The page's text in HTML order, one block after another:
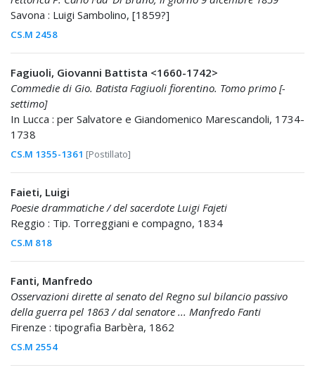
Savona : Luigi Sambolino, [1859?]
CS.M 2458
Fagiuoli, Giovanni Battista <1660-1742>
Commedie di Gio. Batista Fagiuoli fiorentino. Tomo primo [-
settimo]
In Lucca : per Salvatore e Giandomenico Marescandoli, 1734-
1738
CS.M 1355-1361 [Postillato]
Faieti, Luigi
Poesie drammatiche / del sacerdote Luigi Fajeti
Reggio : Tip. Torreggiani e compagno, 1834
CS.M 818
Fanti, Manfredo
Osservazioni dirette al senato del Regno sul bilancio passivo
della guerra pel 1863 / dal senatore ... Manfredo Fanti
Firenze : tipografia Barbèra, 1862
CS.M 2554